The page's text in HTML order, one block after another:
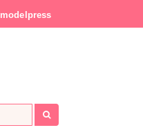
modelpress